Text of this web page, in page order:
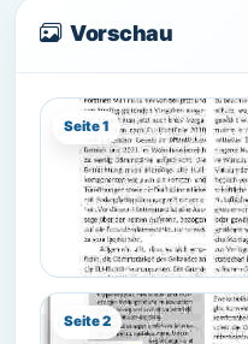
Vorschau
Seite 1
Seite 2